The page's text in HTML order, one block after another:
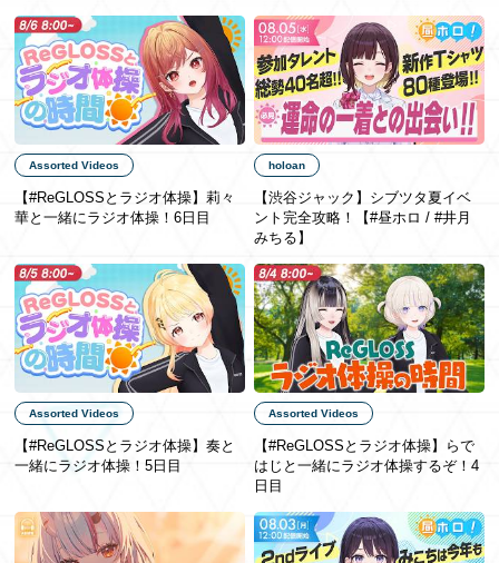
Assorted Videos
【#ReGLOSSとラジオ体操】莉々
華と一緒にラジオ体操！6日目
holoan
【渋谷ジャック】シブツタ夏イベ
ント完全攻略！【#昼ホロ / #井月
みちる】
Assorted Videos
【#ReGLOSSとラジオ体操】奏と
一緒にラジオ体操！5日目
Assorted Videos
【#ReGLOSSとラジオ体操】らで
はじと一緒にラジオ体操するぞ！4
日目